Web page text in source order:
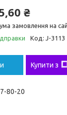
₴
замовлення на
Код: J-3113
Купити з
80-20